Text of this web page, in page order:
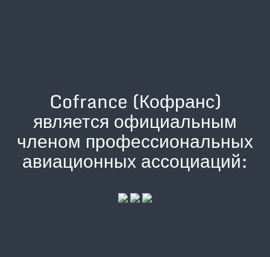
Cofrance (Кофранс)
является официальным
членом профессиональных
авиационных ассоциаций: